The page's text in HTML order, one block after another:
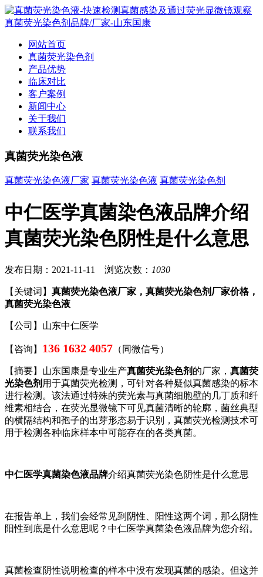
网站首页
真菌荧光染色剂
产品优势
临床对比
客户案例
新闻中心
关于我们
联系我们
真菌荧光染色液
真菌荧光染色液厂家 真菌荧光染色液 真菌荧光染色剂
中仁医学真菌染色液品牌介绍
真菌荧光染色阴性是什么意思
发布日期：2021-11-11 浏览次数： 1030
【关键词】 真菌荧光染色液厂家，真菌荧光染色剂厂家价格，
真菌荧光染色液
【公司】山东中仁医学
【咨询】 136 1632 4057 （同微信号）
【摘要】山东国康是专业生产真菌荧光染色剂 的厂家， 真菌荧
光染色剂 用于真菌荧光检测，可针对各种疑似真菌感染的标本
进行检测。该法通过特殊的荧光素与真菌细胞壁的几丁质和纤
维素相结合，在荧光显微镜下可见真菌清晰的轮廓，菌丝典型
的横隔结构和孢子的出芽形态易于识别，真菌荧光检测技术可
用于检测各种临床样本中可能存在的各类真菌。
中仁医学真菌染色液品牌介绍真菌荧光染色阴性是什么意思
在报告单上，我们会经常见到阴性、阳性这两个词，那么阴性
阳性到底是什么意思呢？中仁医学真菌染色液品牌为您介绍。
真菌检查阴性说明检查的样本中没有发现真菌的感染。但这并